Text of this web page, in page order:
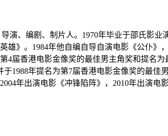
演、编剧、制片人。1970年毕业于邵氏影
雄》。1984年他自编自导自演电影《公仆
届香港电影金像奖的最佳男主角奖和提名
1988年提名为第7届香港电影金像奖的最佳
年出演电影《冲锋陷阵》，2010年出演电